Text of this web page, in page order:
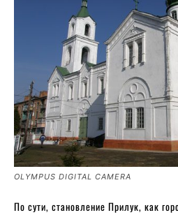
OLYMPUS DIGITAL CAMERA
По сути, становление Прилук, как